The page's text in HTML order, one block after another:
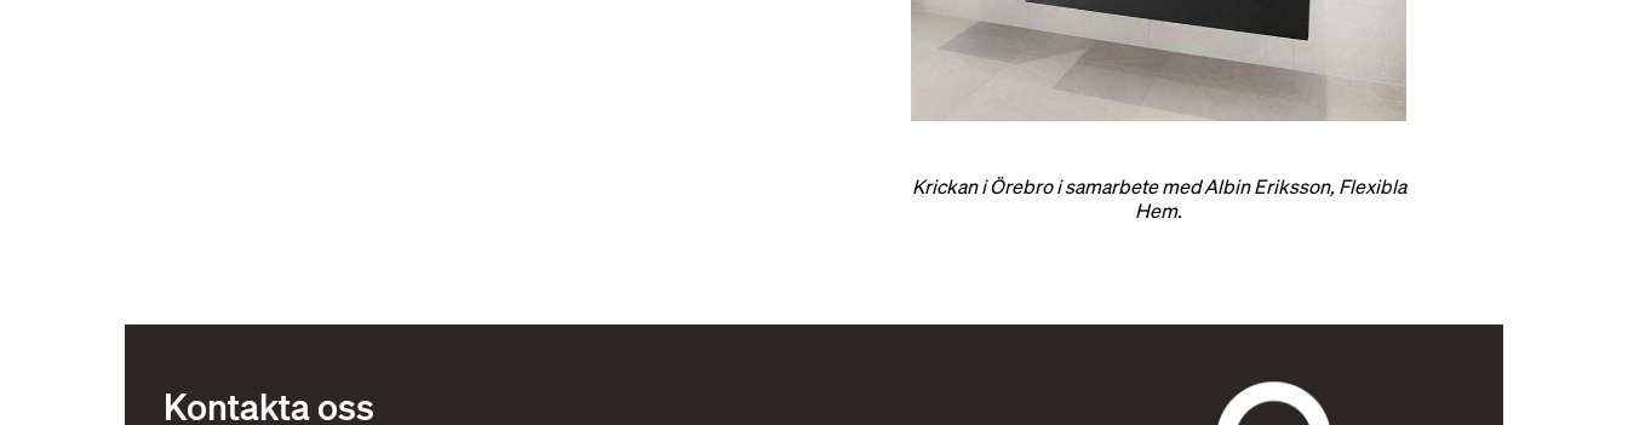
Krickan i Örebro i samarbete med Albin Eriksson, Flexibla
Hem.
Kontakta oss